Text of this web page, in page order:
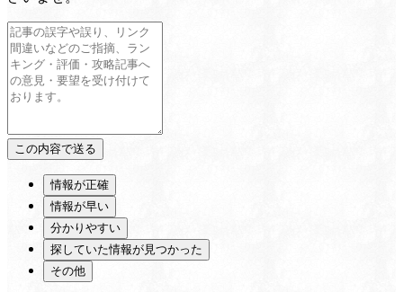
情報が正確
情報が早い
分かりやすい
探していた情報が見つかった
その他